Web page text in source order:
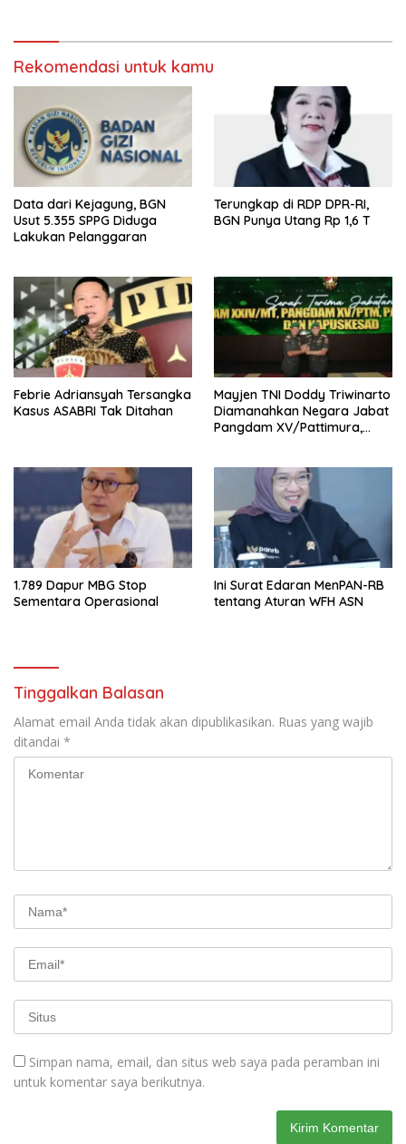
Rekomendasi untuk kamu
Data dari Kejagung, BGN
Usut 5.355 SPPG Diduga
Lakukan Pelanggaran
Terungkap di RDP DPR-RI,
BGN Punya Utang Rp 1,6 T
Febrie Adriansyah Tersangka
Kasus ASABRI Tak Ditahan
Mayjen TNI Doddy Triwinarto
Diamanahkan Negara Jabat
Pangdam XV/Pattimura,
1.789 Dapur MBG Stop
Sementara Operasional
Ini Surat Edaran MenPAN-RB
tentang Aturan WFH ASN
Tinggalkan Balasan
Alamat email Anda tidak akan dipublikasikan. Ruas yang wajib
ditandai *
Simpan nama, email, dan situs web saya pada peramban ini
untuk komentar saya berikutnya.